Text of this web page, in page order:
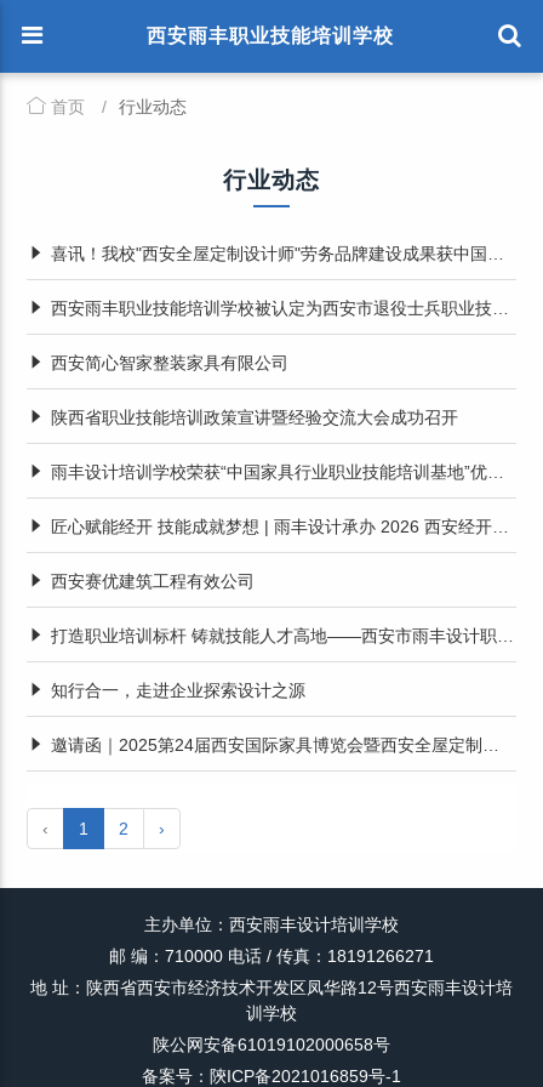
西安雨丰职业技能培训学校
首页 / 行业动态
行业动态
喜讯！我校"西安全屋定制设计师"劳务品牌建设成果获中国劳动保障新闻网报道
西安雨丰职业技能培训学校被认定为西安市退役士兵职业技能承训机构
西安简心智家整装家具有限公司
陕西省职业技能培训政策宣讲暨经验交流大会成功召开
雨丰设计培训学校荣获“中国家具行业职业技能培训基地”优秀基地
匠心赋能经开 技能成就梦想 | 雨丰设计承办 2026 西安经开区智能家居设计大赛开幕式圆满举行
西安赛优建筑工程有效公司
打造职业培训标杆 铸就技能人才高地——西安市雨丰设计职业技能培训学校职业培训经验交流
知行合一，走进企业探索设计之源
邀请函｜2025第24届西安国际家具博览会暨西安全屋定制家居展览会
‹ 1 2 ›
主办单位：西安雨丰设计培训学校
邮 编：710000 电话 / 传真：18191266271
地 址：陕西省西安市经济技术开发区凤华路12号西安雨丰设计培
训学校
陕公网安备61019102000658号
备案号：陝ICP备2021016859号-1